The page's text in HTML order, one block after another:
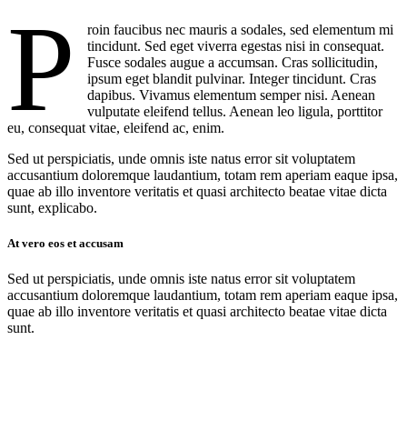
P
roin faucibus nec mauris a sodales, sed elementum mi
tincidunt. Sed eget viverra egestas nisi in consequat.
Fusce sodales augue a accumsan. Cras sollicitudin,
ipsum eget blandit pulvinar. Integer tincidunt. Cras
dapibus. Vivamus elementum semper nisi. Aenean
vulputate eleifend tellus. Aenean leo ligula, porttitor
eu, consequat vitae, eleifend ac, enim.
Sed ut perspiciatis, unde omnis iste natus error sit voluptatem
accusantium doloremque laudantium, totam rem aperiam eaque ipsa,
quae ab illo inventore veritatis et quasi architecto beatae vitae dicta
sunt, explicabo.
At vero eos et accusam
Sed ut perspiciatis, unde omnis iste natus error sit voluptatem
accusantium doloremque laudantium, totam rem aperiam eaque ipsa,
quae ab illo inventore veritatis et quasi architecto beatae vitae dicta
sunt.